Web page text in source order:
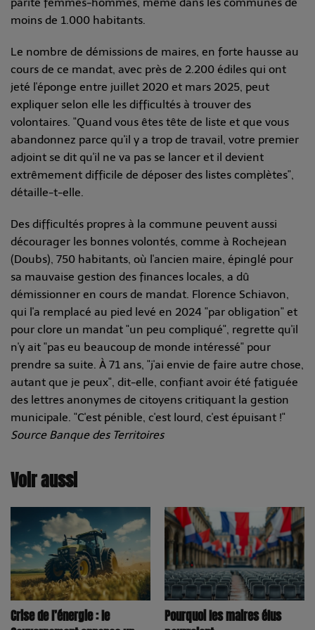
moins de 1.000 habitants.
Le nombre de démissions de maires, en forte hausse au
cours de ce mandat, avec près de 2.200 édiles qui ont
jeté l'éponge entre juillet 2020 et mars 2025, peut
expliquer selon elle les difficultés à trouver des
volontaires. "Quand vous êtes tête de liste et que vous
abandonnez parce qu'il y a trop de travail, votre premier
adjoint se dit qu'il ne va pas se lancer et il devient
extrêmement difficile de déposer des listes complètes",
détaille-t-elle.
Des difficultés propres à la commune peuvent aussi
décourager les bonnes volontés, comme à Rochejean
(Doubs), 750 habitants, où l'ancien maire, épinglé pour
sa mauvaise gestion des finances locales, a dû
démissionner en cours de mandat. Florence Schiavon,
qui l'a remplacé au pied levé en 2024 "par obligation" et
pour clore un mandat "un peu compliqué", regrette qu'il
n'y ait "pas eu beaucoup de monde intéressé" pour
prendre sa suite. À 71 ans, "j'ai envie de faire autre chose,
autant que je peux", dit-elle, confiant avoir été fatiguée
des lettres anonymes de citoyens critiquant la gestion
municipale. "C'est pénible, c'est lourd, c'est épuisant !"
Source Banque des Territoires
Voir aussi
Crise de l’énergie : le
Pourquoi les maires élus